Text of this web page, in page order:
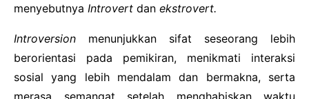
menyebutnya Introvert dan ekstrovert.
Introversion menunjukkan sifat seseorang lebih
berorientasi pada pemikiran, menikmati interaksi
sosial yang lebih mendalam dan bermakna, serta
merasa semangat setelah menghabiskan waktu